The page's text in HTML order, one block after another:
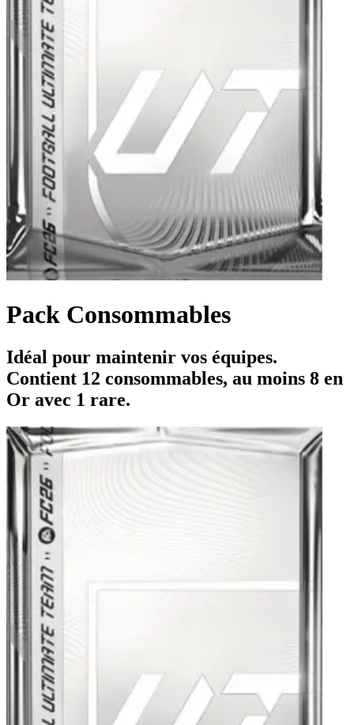
Pack Consommables
Idéal pour maintenir vos équipes.
Contient 12 consommables, au moins 8 en
Or avec 1 rare.